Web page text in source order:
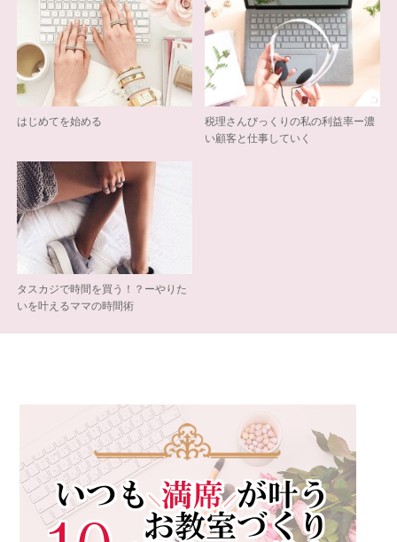
はじめてを始める
税理さんびっくりの私の利益率ー濃
い顧客と仕事していく
タスカジで時間を買う！？ーやりた
いを叶えるママの時間術